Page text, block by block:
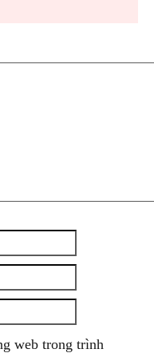
web
web trong trình